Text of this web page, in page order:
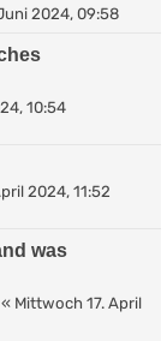
2024, 09:58
10:54
2024, 11:52
was
« Mittwoch 17. April